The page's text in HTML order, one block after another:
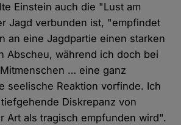
Einstein auch die "Lust am
Jagd verbunden ist, "empfindet
an eine Jagdpartie einen starken
Abscheu, während ich doch bei
… eine ganz
seelische Reaktion vorfinde. Ich
Diskrepanz von
Art als tragisch empfunden wird".